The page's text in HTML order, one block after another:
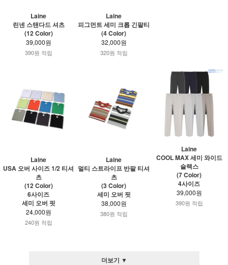
Laine
린넨 스탠다드 셔츠
(12 Color)
39,000원
390원 적립
Laine
피그먼트 세미 크롭 긴팔티
(4 Color)
32,000원
320원 적립
Laine
USA 오버 사이즈 1/2 티셔
츠
(12 Color)
6사이즈
세미 오버 핏
24,000원
240원 적립
Laine
멀티 스트라이프 반팔 티셔
츠
(3 Color)
세미 오버 핏
38,000원
380원 적립
Laine
COOL MAX 세미 와이드
슬랙스
(7 Color)
4사이즈
39,000원
390원 적립
더보기 ▼